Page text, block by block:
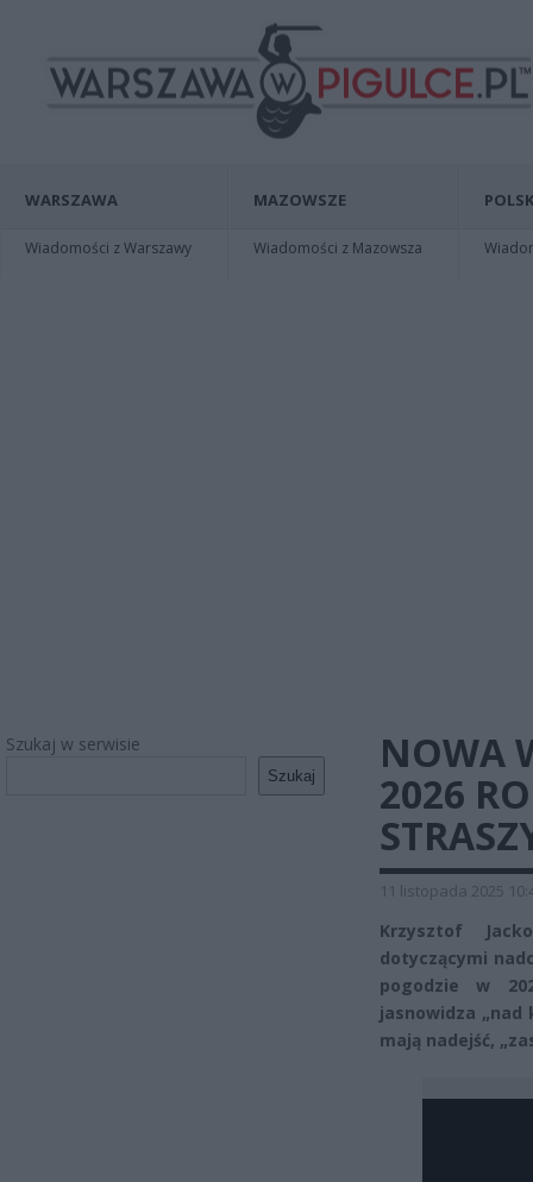
WARSZAWA
Wiadomości z Warszawy
MAZOWSZE
Wiadomości z Mazowsza
Szukaj w serwisie
Szukaj
NOWA
2026
11 listopada 2025
Krzysztof
dotyczącymi
pogodzie w
jasnowidza
mają nadejść,